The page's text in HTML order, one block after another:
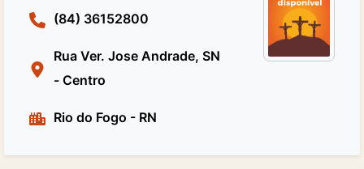
(84) 36152800
Rua Ver. Jose Andrade, SN
- Centro
Rio do Fogo - RN